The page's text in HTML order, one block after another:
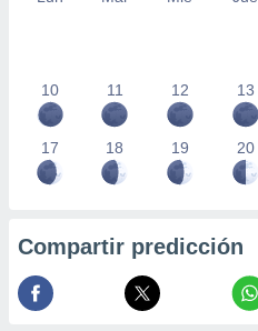
10 11 12 13
17 18 19 20
Compartir predicción